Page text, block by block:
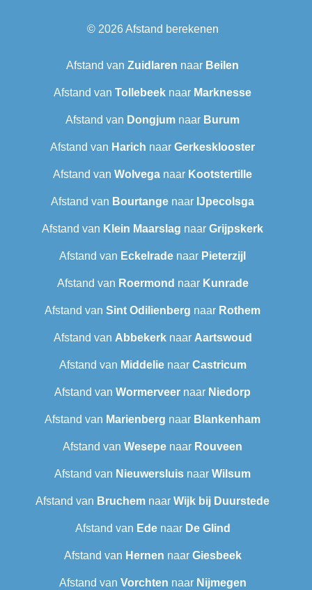
© 2026Afstand berekenen
Afstand van Zuidlaren naar Beilen
Afstand van Tollebeek naar Marknesse
Afstand van Dongjum naar Burum
Afstand van Harich naar Gerkesklooster
Afstand van Wolvega naar Kootstertille
Afstand van Bourtange naar IJpecolsga
Afstand van Klein Maarslag naar Grijpskerk
Afstand van Eckelrade naar Pieterzijl
Afstand van Roermond naar Kunrade
Afstand van Sint Odilienberg naar Rothem
Afstand van Abbekerknaar Aartswoud
Afstand van Middelienaar Castricum
Afstand van Wormerveer naar Niedorp
Afstand van Marienberg naar Blankenham
Afstand van Wesepe naar Rouveen
Afstand van Nieuwersluis naar Wilsum
Afstand van Bruchem naar Wijk bij Duurstede
Afstand van Edenaar De Glind
Afstand van Hernen naar Giesbeek
Afstand van Vorchten naar Nijmegen